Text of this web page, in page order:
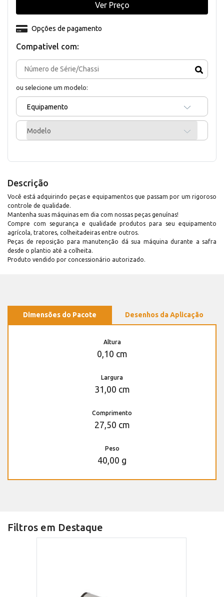
Compativel com:
ou selecione um modelo:
Equipamento
Modelo
Opções de pagamento
Ver Preço
Descrição
Você está adquirindo peças e equipamentos que passam por um rigoroso
controle de qualidade.
Mantenha suas máquinas em dia com nossas peças genuínas!
Compre com segurança e qualidade produtos para seu equipamento
agrícola, tratores, colheitadeiras entre outros.
Peças de reposição para manutenção dá sua máquina durante a safra
desde o plantio até a colheita.
Produto vendido por concessionário autorizado.
Dimensões do Pacote Desenhos da Aplicação
Altura
0,10 cm
Largura
31,00 cm
Comprimento
27,50 cm
Peso
40,00 g
Filtros em Destaque